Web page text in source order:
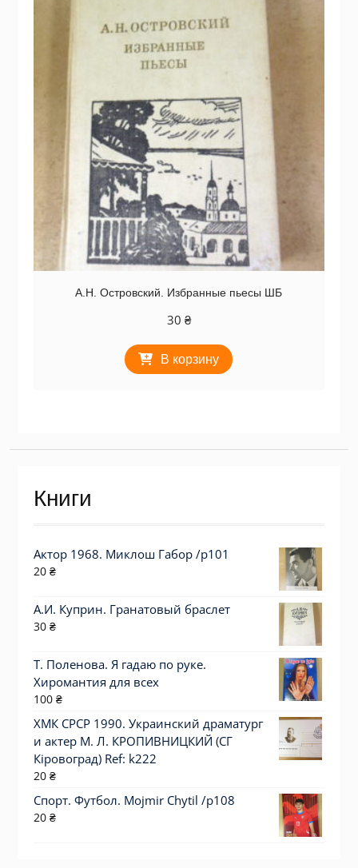
А.Н. Островский. Избранные пьесы ШБ
30 ₴
В корзину
Книги
Актор 1968. Миклош Габор /p101
20 ₴
А.И. Куприн. Гранатовый браслет
30 ₴
Т. Поленова. Я гадаю по руке.
Хиромантия для всех
100 ₴
ХМК СРСР 1990. Украинский драматург
и актер М. Л. КРОПИВНИЦКИЙ (СГ
Кіровоград) Ref: k222
20 ₴
Спорт. Футбол. Mojmir Chytil /p108
20 ₴